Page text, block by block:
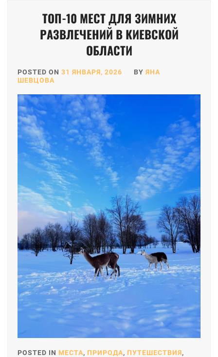
ТОП-10 МЕСТ ДЛЯ ЗИМНИХ
РАЗВЛЕЧЕНИЙ В КИЕВСКОЙ
ОБЛАСТИ
POSTED ON 31 ЯНВАРЯ, 2026 BY ЯНА
ШЕВЦОВА
POSTED IN МЕСТА, ПРИРОДА, ПУТЕШЕСТВИЯ,